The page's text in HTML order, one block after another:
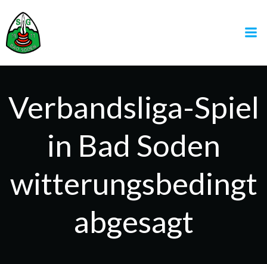
Verbandsliga-Spiel
in Bad Soden
witterungsbedingt
abgesagt